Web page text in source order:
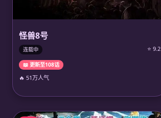
怪兽8号
连载中 ⭐ 9.2
📖 更新至108话
🔥 51万人气